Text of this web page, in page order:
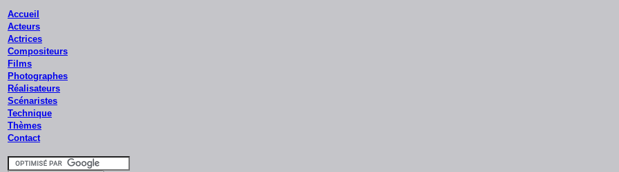
Accueil
Acteurs
Actrices
Compositeurs
Films
Photographes
Réalisateurs
Scénaristes
Technique
Thèmes
Contact